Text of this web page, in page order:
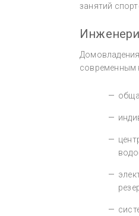
занятий
современным